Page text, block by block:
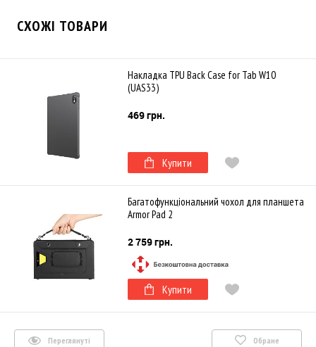
СХОЖІ ТОВАРИ
Накладка TPU Back Case for Tab W10
(UAS33)
469 грн.
Купити
Багатофункціональний чохол для планшета
Armor Pad 2
2 759 грн.
Купити
Переглянуті Обране